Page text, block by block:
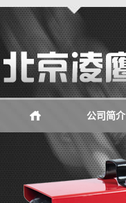
公司简介